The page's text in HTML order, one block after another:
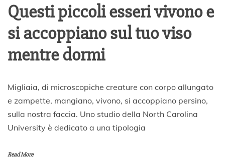
Questi piccoli esseri vivono e
si accoppiano sul tuo viso
mentre dormi
1
M
a
g
o
Migliaia, di microscopiche creature con corpo allungato
e zampette, mangiano, vivono, si accoppiano persino,
sulla nostra faccia. Uno studio della North Carolina
University è dedicato a una tipologia
Read More